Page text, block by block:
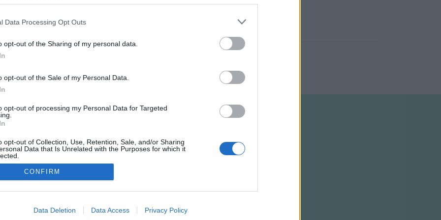
Data Processing Opt Outs
opt-out of the Sharing of my personal data.
opt-out of the Sale of my Personal Data.
opt-out of processing my Personal Data for Targeted
opt-out of Collection, Use, Retention, Sale, and/or Sharing
Data that Is Unrelated with the Purposes for which it
allow Google to enable storage related to advertising like cookies on
CONFIRM
Data Deletion Data Access Privacy Policy